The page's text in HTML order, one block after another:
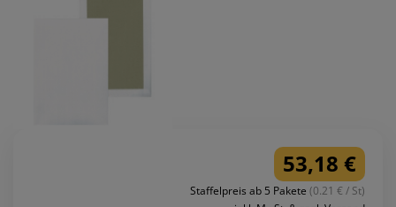
53,18 €
Staffelpreis ab 5 Pakete (0.21 € / St)